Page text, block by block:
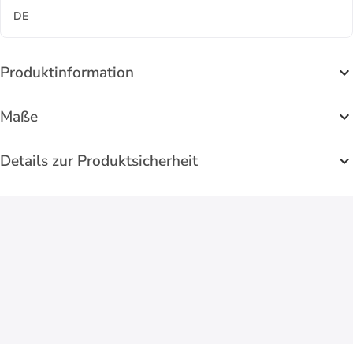
DE
Produktinformation
Maße
Details zur Produktsicherheit